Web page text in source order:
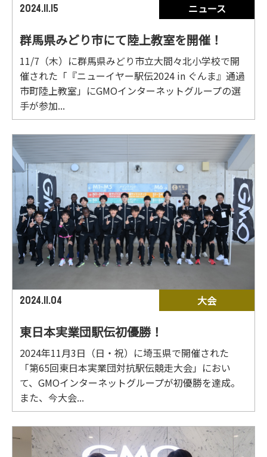
2024.11.15 ニュース
群馬県みどり市にて陸上教室を開催！
11/7（木）に群馬県みどり市立大間々北小学校で開
催された「『ニューイヤー駅伝2024 in ぐんま』通過
市町陸上教室」にGMOインターネットグループの選
手が参加...
2024.11.04 大会
東日本実業団駅伝初優勝！
2024年11月3日（日・祝）に埼玉県で開催された
「第65回東日本実業団対抗駅伝競走大会」におい
て、GMOインターネットグループが初優勝を達成。
また、今大会...